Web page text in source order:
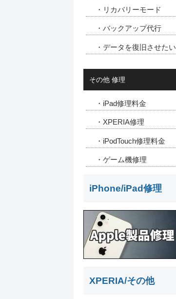
・リカバリーモード
・バックアップ代行
・データを復旧させたい
その他 修理
・iPad修理料金
・XPERIA修理
・iPodTouch修理料金
・ゲーム機修理
iPhone/iPad修理
XPERIA/その他